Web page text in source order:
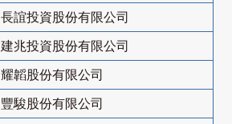
長誼投資股份有限公司
建兆投資股份有限公司
耀韜股份有限公司
豐駿股份有限公司